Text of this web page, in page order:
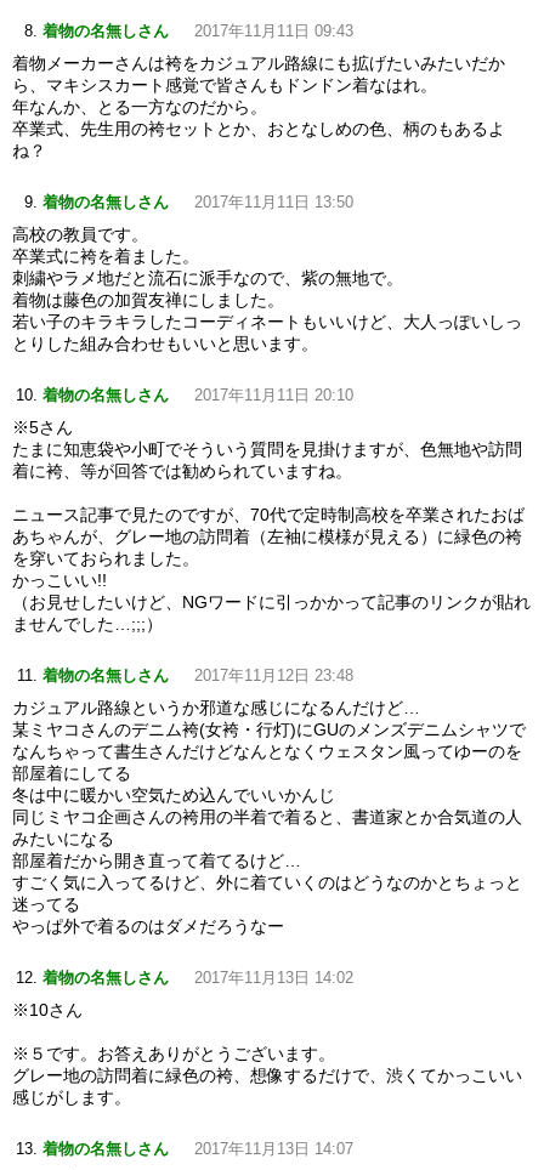
着物の名無しさん 2017年11月11日 09:43
着物メーカーさんは袴をカジュアル路線にも拡げたいみたいだか
ら、マキシスカート感覚で皆さんもドンドン着なはれ。
年なんか、とる一方なのだから。
卒業式、先生用の袴セットとか、おとなしめの色、柄のもあるよ
ね？
着物の名無しさん 2017年11月11日 13:50
高校の教員です。
卒業式に袴を着ました。
刺繍やラメ地だと流石に派手なので、紫の無地で。
着物は藤色の加賀友禅にしました。
若い子のキラキラしたコーディネートもいいけど、大人っぽいしっ
とりした組み合わせもいいと思います。
着物の名無しさん 2017年11月11日 20:10
※5さん
たまに知恵袋や小町でそういう質問を見掛けますが、色無地や訪問
着に袴、等が回答では勧められていますね。
ニュース記事で見たのですが、70代で定時制高校を卒業されたおば
あちゃんが、グレー地の訪問着（左袖に模様が見える）に緑色の袴
を穿いておられました。
かっこいい!!
（お見せしたいけど、NGワードに引っかかって記事のリンクが貼れ
ませんでした…;;;）
着物の名無しさん 2017年11月12日 23:48
カジュアル路線というか邪道な感じになるんだけど…
某ミヤコさんのデニム袴(女袴・行灯)にGUのメンズデニムシャツで
なんちゃって書生さんだけどなんとなくウェスタン風ってゆーのを
部屋着にしてる
冬は中に暖かい空気ため込んでいいかんじ
同じミヤコ企画さんの袴用の半着で着ると、書道家とか合気道の人
みたいになる
部屋着だから開き直って着てるけど…
すごく気に入ってるけど、外に着ていくのはどうなのかとちょっと
迷ってる
やっぱ外で着るのはダメだろうなー
着物の名無しさん 2017年11月13日 14:02
※10さん
※５です。お答えありがとうございます。
グレー地の訪問着に緑色の袴、想像するだけで、渋くてかっこいい
感じがします。
着物の名無しさん 2017年11月13日 14:07